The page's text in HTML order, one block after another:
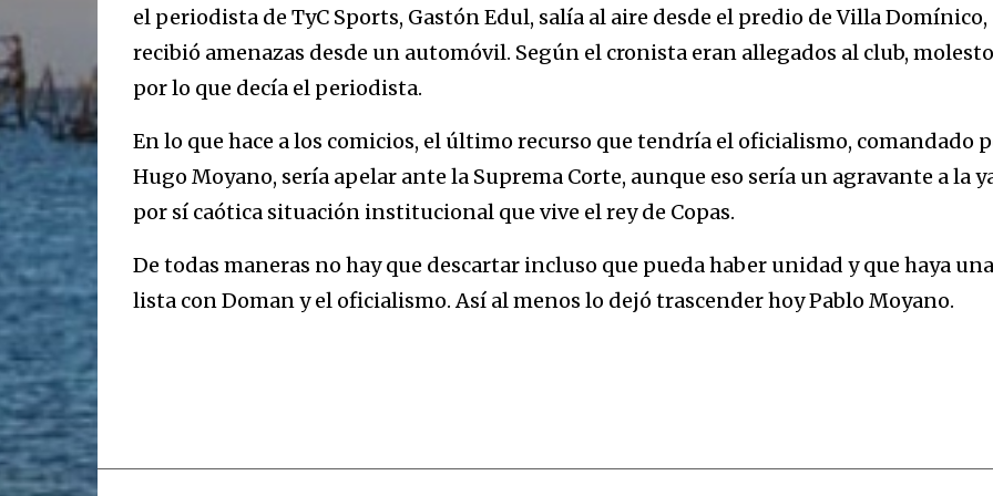
el periodista de TyC Sports, Gastón Edul, salía al aire desde el predio de Villa Domínico,
recibió amenazas desde un automóvil. Según el cronista eran allegados al club,
por lo que decía el periodista.
En lo que hace a los comicios, el último recurso que tendría el oficialismo, comandado
Hugo Moyano, sería apelar ante la Suprema Corte, aunque eso sería un agravante a la
por sí caótica situación institucional que vive el rey de Copas.
De todas maneras no hay que descartar incluso que pueda haber unidad y que haya una
lista con Doman y el oficialismo. Así al menos lo dejó trascender hoy Pablo Moyano.